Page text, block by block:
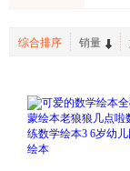
综合排序 销量